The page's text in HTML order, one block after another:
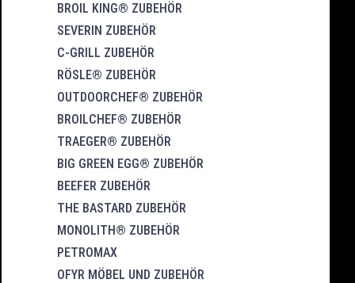
BROIL KING® ZUBEHÖR
SEVERIN ZUBEHÖR
C-GRILL ZUBEHÖR
RÖSLE® ZUBEHÖR
OUTDOORCHEF® ZUBEHÖR
BROILCHEF® ZUBEHÖR
TRAEGER® ZUBEHÖR
BIG GREEN EGG® ZUBEHÖR
BEEFER ZUBEHÖR
THE BASTARD ZUBEHÖR
MONOLITH® ZUBEHÖR
PETROMAX
OFYR MÖBEL UND ZUBEHÖR